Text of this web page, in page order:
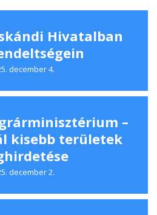
Hivatalban
december 4.
–
kisebb területek
december 2.